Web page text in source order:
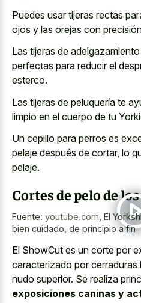
Puedes usar tijeras rectas
ojos y las orejas con
Las tijeras de
perfectas para reducir el
esterco.
Las tijeras de peluquería te
limpio en el cuerpo de tu
Un cepillo para perros es
pelaje después de cortar, lo
pelaje.
Cortes de pelo de
Fuente: youtube.com El
bien cuidado, de principio a fin
El ShowCut es un corte por
caracterizado por cerraduras
nudo superior. Se realiza
exposiciones caninas y